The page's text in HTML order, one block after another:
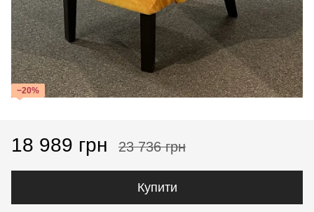
−20%
18 989 грн 23 736 грн
Купити